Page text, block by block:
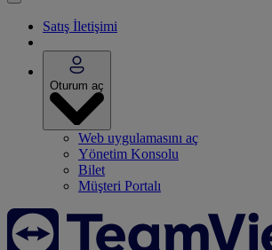
Satış İletişimi
Oturum aç
Web uygulamasını aç
Yönetim Konsolu
Bilet
Müşteri Portalı